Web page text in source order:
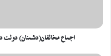
اجماع مخالفان(دشمنان)